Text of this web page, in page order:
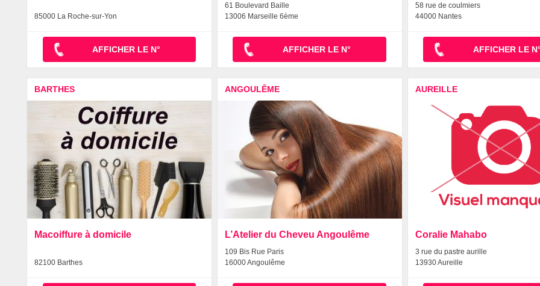
85000 La Roche-sur-Yon
AFFICHER LE N°
61 Boulevard Baille
13006 Marseille 6ème
AFFICHER LE N°
58 rue de coulmiers
44000 Nantes
AFFICHER LE
BARTHES
Macoiffure à domicile
82100 Barthes
ANGOULÊME
L’Atelier du Cheveu Angoulême
109 Bis Rue Paris
16000 Angoulême
AUREILLE
Coralie Mahabo
3 rue du pastre aurille
13930 Aureille